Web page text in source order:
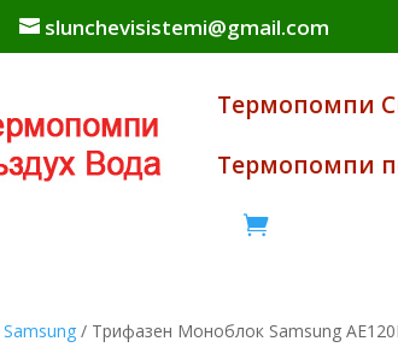
slunchevisistemi@gmail.com
Термопомпи
Термопомпи

Samsung / Трифазен Моноблок Samsung